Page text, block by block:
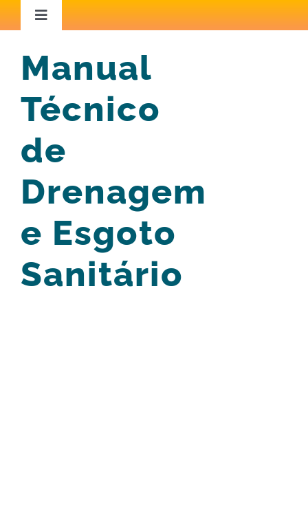
conteúdo
Toggle
Iniciativas Inspiradoras
Conteúdo Técnico
Blog
Manual
Técnico
de
Drenagem
e Esgoto
Sanitário